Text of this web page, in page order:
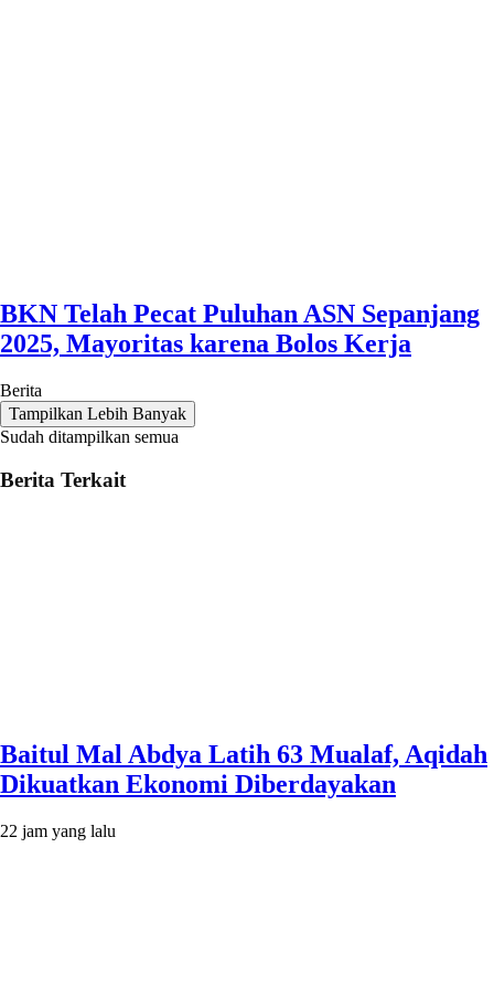
BKN Telah Pecat Puluhan ASN Sepanjang
2025, Mayoritas karena Bolos Kerja
Berita
Tampilkan Lebih Banyak
Sudah ditampilkan semua
Berita Terkait
Baitul Mal Abdya Latih 63 Mualaf, Aqidah
Dikuatkan Ekonomi Diberdayakan
22 jam yang lalu